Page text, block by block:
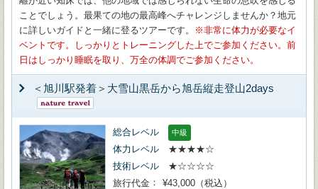
ことでしょう。最果ての地の最高峰へチャレンジしませんか？地元
に詳しいガイドと一緒に登るツアーです。
非常に体力が必要なイ
ベントです。しっかりとトレーニングした上でご参加ください。前
日はしっかり睡眠を取り、万全の体調でご参加ください。
＜旭川駅発着＞大雪山黒岳から旭岳縦走登山2days
総合レベル 中級
体力レベル
★★★★☆
技術レベル
★☆☆☆☆
旅行代金
¥43,000（税込）